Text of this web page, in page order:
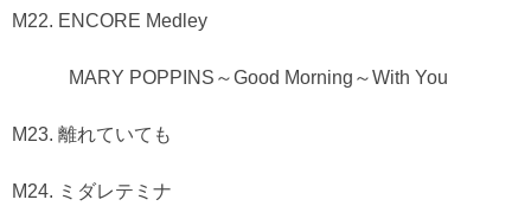
M22. ENCORE Medley
MARY POPPINS～Good Morning～With You
M23. 離れていても
M24. ミダレテミナ